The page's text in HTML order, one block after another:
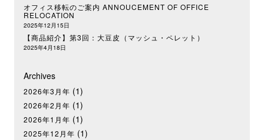
オフィス移転のご案内 ANNOUCEMENT OF OFFICE
RELOCATION
2025年12月15日
【商品紹介】第3回：大豆皮（マッシュ・ペレット）
2025年4月18日
Archives
2026年3月年 (1)
2026年2月年 (1)
2026年1月年 (1)
2025年12月年 (1)